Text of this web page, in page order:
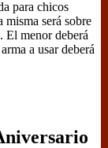
para chicos
misma será sobre
El menor deberá
a usar deberá